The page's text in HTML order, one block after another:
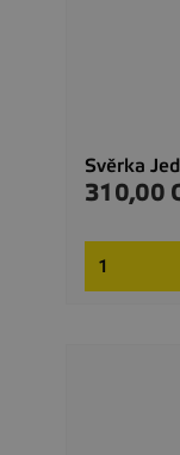
Svěrka
Precio
310,00